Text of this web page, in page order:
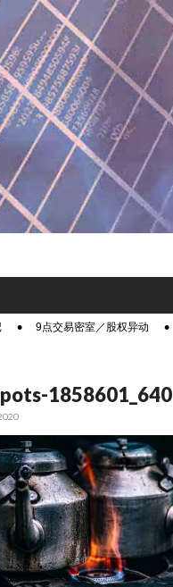
9点交易密室／股权异动
1858601_640